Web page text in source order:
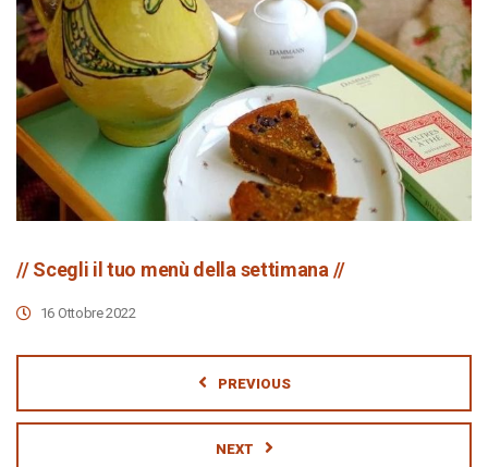
// Scegli il tuo menù della settimana //
16 Ottobre 2022
PREVIOUS
NEXT